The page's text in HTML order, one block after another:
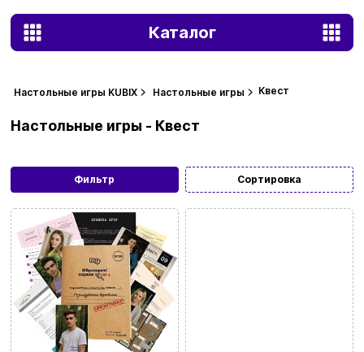
Каталог
Настольные игры KUBIX Настольные игры Квест
Фильтр Сортировка
Настольные игры - Квест